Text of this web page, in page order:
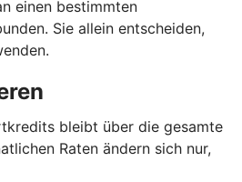
einen bestimmten
Sie allein entscheiden,
bleibt über die gesamte
Raten ändern sich nur,